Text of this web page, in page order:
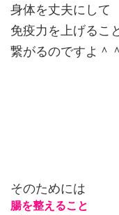
身体を丈夫にして
免疫力を上げるこ
繋がるのですよ＾＾
そのためには
腸を整えること